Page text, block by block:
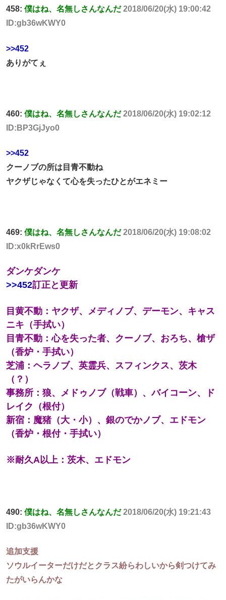
458: 僕はね、名無しさんなんだ 2018/06/20(水) 19:00:42
ID:gb36wKWY0
>>452
ありがてぇ
460: 僕はね、名無しさんなんだ 2018/06/20(水) 19:02:12
ID:BP3GjJyo0
>>452
クーノブの所は目青不動ね
ヤクザじゃなくて心を失ったひとがエネミー
469: 僕はね、名無しさんなんだ 2018/06/20(水) 19:08:02
ID:x0kRrEws0
ダンケダンケ
>>452訂正と更新
目黄不動：ヤクザ、メディノブ、デーモン、キャス
ニキ（手拭い）
目青不動：心を失った者、クーノブ、おろち、槍ザ
（香炉・手拭い）
芝浦：ヘラノブ、英霊兵、スフィンクス、茨木
（？）
事務所：狼、メドゥノブ（戦車）、バイコーン、ド
レイク（根付）
新宿：魔猪（大・小）、銀のでかノブ、エドモン
（香炉・根付・手拭い）
※耐久A以上：茨木、エドモン
490: 僕はね、名無しさんなんだ 2018/06/20(水) 19:21:43
ID:gb36wKWY0
追加支援
ソウルイーターだけだとクラス紛らわしいから剣つけてみ
たがいらんかな